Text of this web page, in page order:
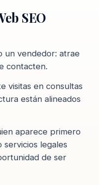
SEO
un vendedor: atrae
contacten.
visitas en consultas
están alineados
aparece primero
servicios legales
de ser